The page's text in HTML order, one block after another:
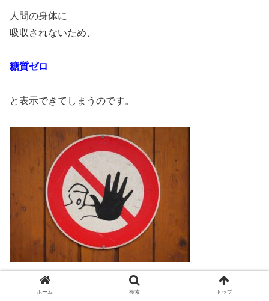
人間の身体に
吸収されないため、
糖質ゼロ
と表示できてしまうのです。
しかしながら、
ホーム 検索 トップ